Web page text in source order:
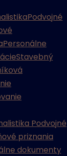
Podvojné
Personálne
Stavebný
Podvojné
priznania
dokumenty